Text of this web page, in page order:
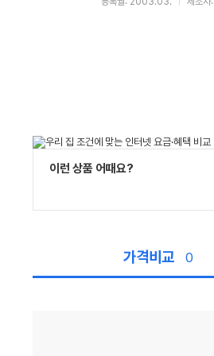
이런 상품 어때요?
가격비교 0